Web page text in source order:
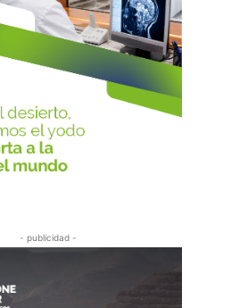
- publicidad -